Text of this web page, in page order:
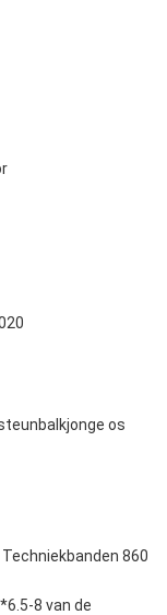
os
860
8 van de